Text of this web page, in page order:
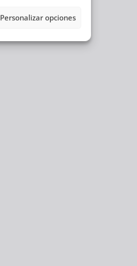
Personalizar opciones